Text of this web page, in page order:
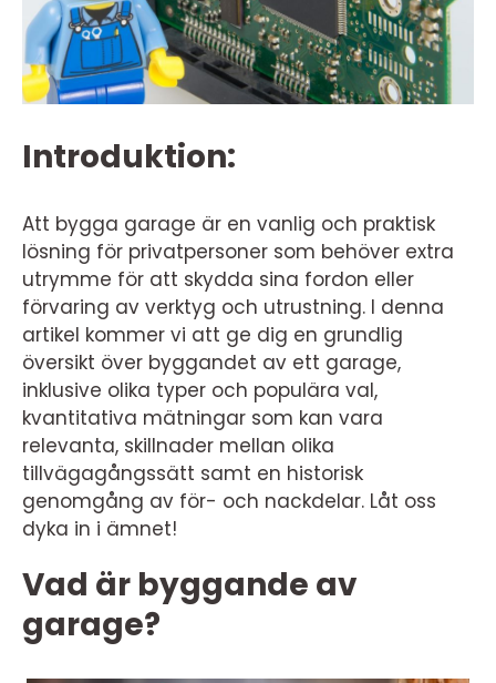
Introduktion:
Att bygga garage är en vanlig och praktisk
lösning för privatpersoner som behöver extra
utrymme för att skydda sina fordon eller
förvaring av verktyg och utrustning. I denna
artikel kommer vi att ge dig en grundlig
översikt över byggandet av ett garage,
inklusive olika typer och populära val,
kvantitativa mätningar som kan vara
relevanta, skillnader mellan olika
tillvägagångssätt samt en historisk
genomgång av för- och nackdelar. Låt oss
dyka in i ämnet!
Vad är byggande av
garage?